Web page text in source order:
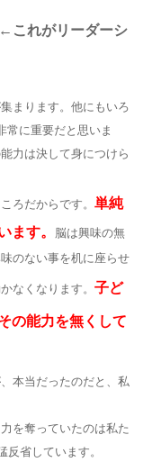
これがリーダーシ
まります。他にもいろ
常に重要だと思いま
力は決して身につけら
ろだからです。 単純
ます。
脳は興味の無
のない事を机に座らせ
なくなります。 子ど
の能力を無くして
本当だったのだと、私
を奪っていたのは私た
反省しています。